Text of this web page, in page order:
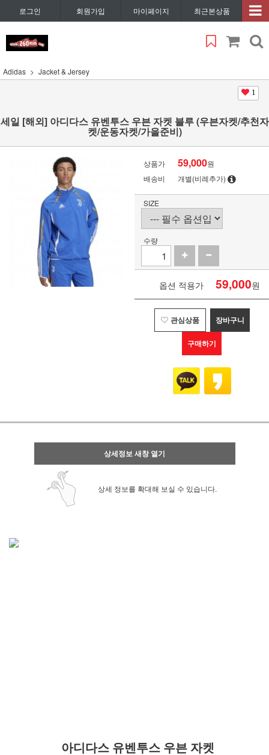
로그인 회원가입 마이페이지 최근본상품
Adidas Jacket & Jersey
1
세일 [해외] 아디다스 유벤투스 우븐 자켓 블루 (우븐자켓/추천자
켓/운동자켓/가을준비)
상품가 59,000원
배송비
개별(비례추가)
SIZE
수량
옵션 적용가 59,000원
관심상품 장바구니
구매하기
상세정보 새창 열기
상세 정보를 확대해 보실 수 있습니다.
아디다스 유벤투스 우븐 자켓